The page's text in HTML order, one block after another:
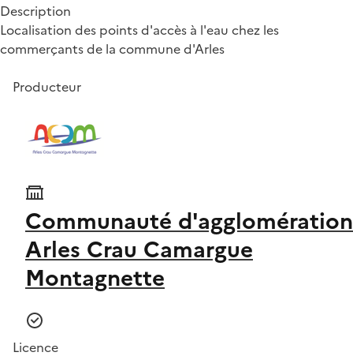
Description
Localisation des points d'accès à l'eau chez les
commerçants de la commune d'Arles
Producteur
Communauté d'agglomération
Arles Crau Camargue
Montagnette
Licence